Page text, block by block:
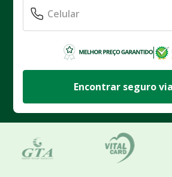
Encontrar seguro